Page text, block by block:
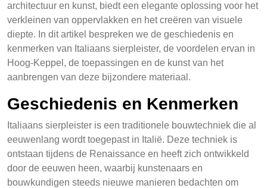
architectuur en kunst, biedt een elegante oplossing voor het
verkleinen van oppervlakken en het creëren van visuele
diepte. In dit artikel bespreken we de geschiedenis en
kenmerken van Italiaans sierpleister, de voordelen ervan in
Hoog-Keppel, de toepassingen en de kunst van het
aanbrengen van deze bijzondere materiaal.
Geschiedenis en Kenmerken
Italiaans sierpleister is een traditionele bouwtechniek die al
eeuwenlang wordt toegepast in Italië. Deze techniek is
ontstaan tijdens de Renaissance en heeft zich ontwikkeld
door de eeuwen heen, waarbij kunstenaars en
bouwkundigen steeds nieuwe manieren bedachten om